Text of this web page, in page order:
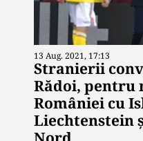
13 Aug. 2021, 17:13
Stranierii
Rădoi, pentru
României cu
Liechtenstein